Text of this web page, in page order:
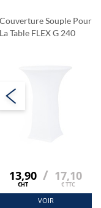
Couverture Souple Pour
La Table FLEX G 240
13,90
€HT
/ 17,10
€ TTC
VOIR